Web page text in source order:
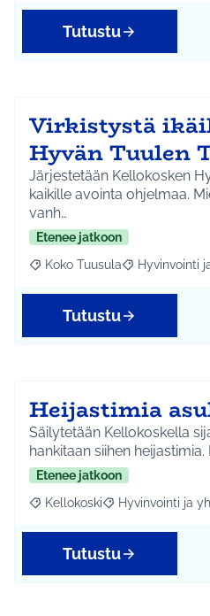
Tutustu
Virkistystä
Hyvän Tuulen
Järjestetään Kellokosken
kaikille avointa ohjelmaa.
vanh…
Etenee jatkoon
Rajaa tulokset aihepiirin
Koko Tuusula Rajaa
Hyvinvointi
Tutustu
Heijastimia
Säilytetään Kellokoskella
hankitaan siihen heijastimia.
Etenee jatkoon
Rajaa tulokset aihepiirin
Kellokoski Rajaa tulokset
Hyvinvointi ja
Tutustu